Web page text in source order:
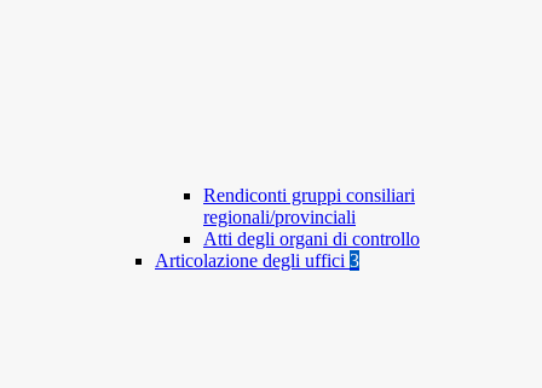
Rendiconti gruppi consiliari
regionali/provinciali
Atti degli organi di controllo
Articolazione degli uffici 3